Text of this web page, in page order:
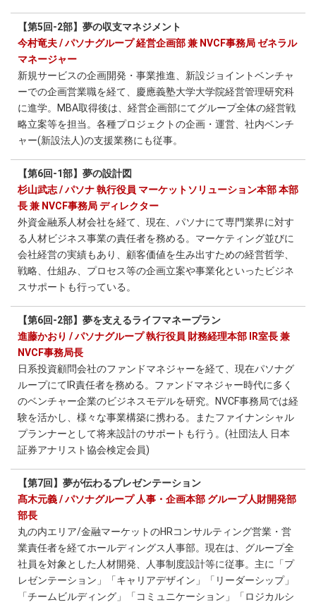
【第5回-2部】夢の収支マネジメント
今村竜夫 / パソナグループ 経営企画部 兼 NVCF事務局 ゼネラル
マネージャー
新規サービスの企画開発・事業推進、新設ジョイントベンチャ
ーでの企画営業職を経て、慶應義塾大学大学院経営管理研究科
に進学。MBA取得後は、経営企画部にてグループ全体の経営戦
略立案等を担当。各種プロジェクトの企画・運営、社内ベンチ
ャー(新設法人)の支援業務にも従事。
【第6回-1部】夢の設計図
杉山武志 / パソナ 執行役員 マーケットソリューション本部 本部
長 兼 NVCF事務局 ディレクター
外資金融系人材会社を経て、現在、パソナにて専門業界に対す
る人材ビジネス事業の責任者を務める。マーケティング並びに
会社経営の実績もあり、顧客価値を生み出すための経営哲学、
戦略、仕組み、プロセス等の企画立案や事業化といったビジネ
スサポートも行っている。
【第6回-2部】夢を支えるライフマネープラン
進藤かおり / パソナグループ 執行役員 財務経理本部 IR室長 兼
NVCF事務局長
日系投資顧問会社のファンドマネジャーを経て、現在パソナグ
ループにてIR責任者を務める。ファンドマネジャー時代に多く
のベンチャー企業のビジネスモデルを研究。NVCF事務局では経
験を活かし、様々な事業構築に携わる。またファイナンシャル
プランナーとして将来設計のサポートも行う。(社団法人 日本
証券アナリスト協会検定会員)
【第7回】夢が伝わるプレゼンテーション
髙木元義 / パソナグループ 人事・企画本部 グループ人財開発部
部長
丸の内エリア/金融マーケットのHRコンサルティング営業・営
業責任者を経てホールディングス人事部。現在は、グループ全
社員を対象とした人材開発、人事制度設計等に従事。主に「プ
レゼンテーション」「キャリアデザイン」「リーダーシップ」
「チームビルディング」「コミュニケーション」「ロジカルシ